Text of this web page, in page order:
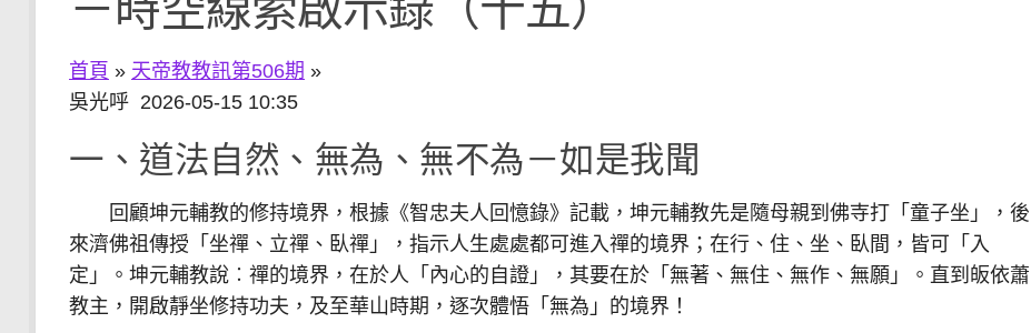
首頁 » 天帝教教訊第506期 »
吳光呼 2026-05-15 10:35
一、道法自然、無為、無不為－如是我聞
回顧坤元輔教的修持境界，根據《智忠夫人回憶錄》記載，坤元輔教先是隨母親到佛寺打「童子坐」，後
來濟佛祖傳授「坐禪、立禪、臥禪」，指示人生處處都可進入禪的境界；在行、住、坐、臥間，皆可「入
定」。坤元輔教說︰禪的境界，在於人「內心的自證」，其要在於「無著、無住、無作、無願」。直到皈依蕭
教主，開啟靜坐修持功夫，及至華山時期，逐次體悟「無為」的境界！